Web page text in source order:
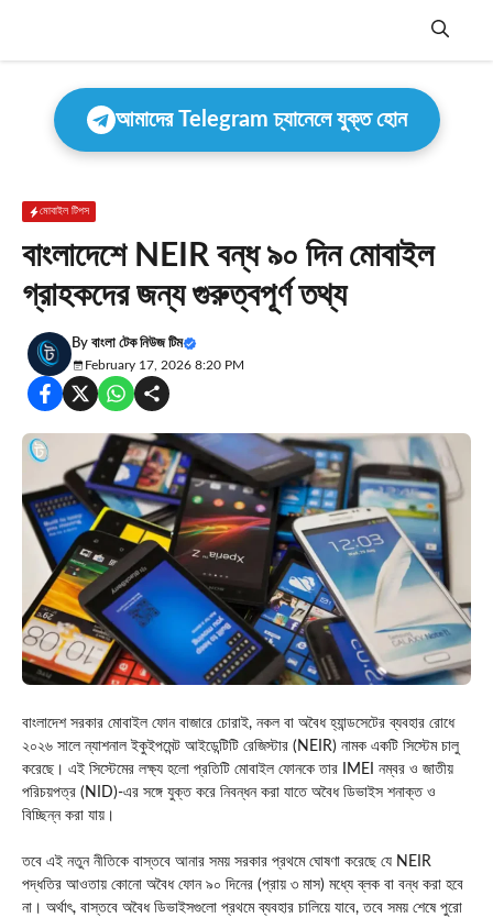
Menu
আমাদের Telegram চ্যানেলে যুক্ত হোন
মোবাইল টিপস
বাংলাদেশে NEIR বন্ধ ৯০ দিন মোবাইল
গ্রাহকদের জন্য গুরুত্বপূর্ণ তথ্য
By বাংলা টেক নিউজ টিম
February 17, 2026 8:20 PM
বাংলাদেশ সরকার মোবাইল ফোন বাজারে চোরাই, নকল বা অবৈধ হ্যান্ডসেটের ব্যবহার রোধে
২০২৬ সালে ন্যাশনাল ইকুইপমেন্ট আইডেন্টিটি রেজিস্টার (NEIR) নামক একটি সিস্টেম চালু
করেছে। এই সিস্টেমের লক্ষ্য হলো প্রতিটি মোবাইল ফোনকে তার IMEI নম্বর ও জাতীয়
পরিচয়পত্র (NID)‑এর সঙ্গে যুক্ত করে নিবন্ধন করা যাতে অবৈধ ডিভাইস শনাক্ত ও
বিচ্ছিন্ন করা যায়।
তবে এই নতুন নীতিকে বাস্তবে আনার সময় সরকার প্রথমে ঘোষণা করেছে যে NEIR
পদ্ধতির আওতায় কোনো অবৈধ ফোন ৯০ দিনের (প্রায় ৩ মাস) মধ্যে ব্লক বা বন্ধ করা হবে
না। অর্থাৎ, বাস্তবে অবৈধ ডিভাইসগুলো প্রথমে ব্যবহার চালিয়ে যাবে, তবে সময় শেষে পুরো